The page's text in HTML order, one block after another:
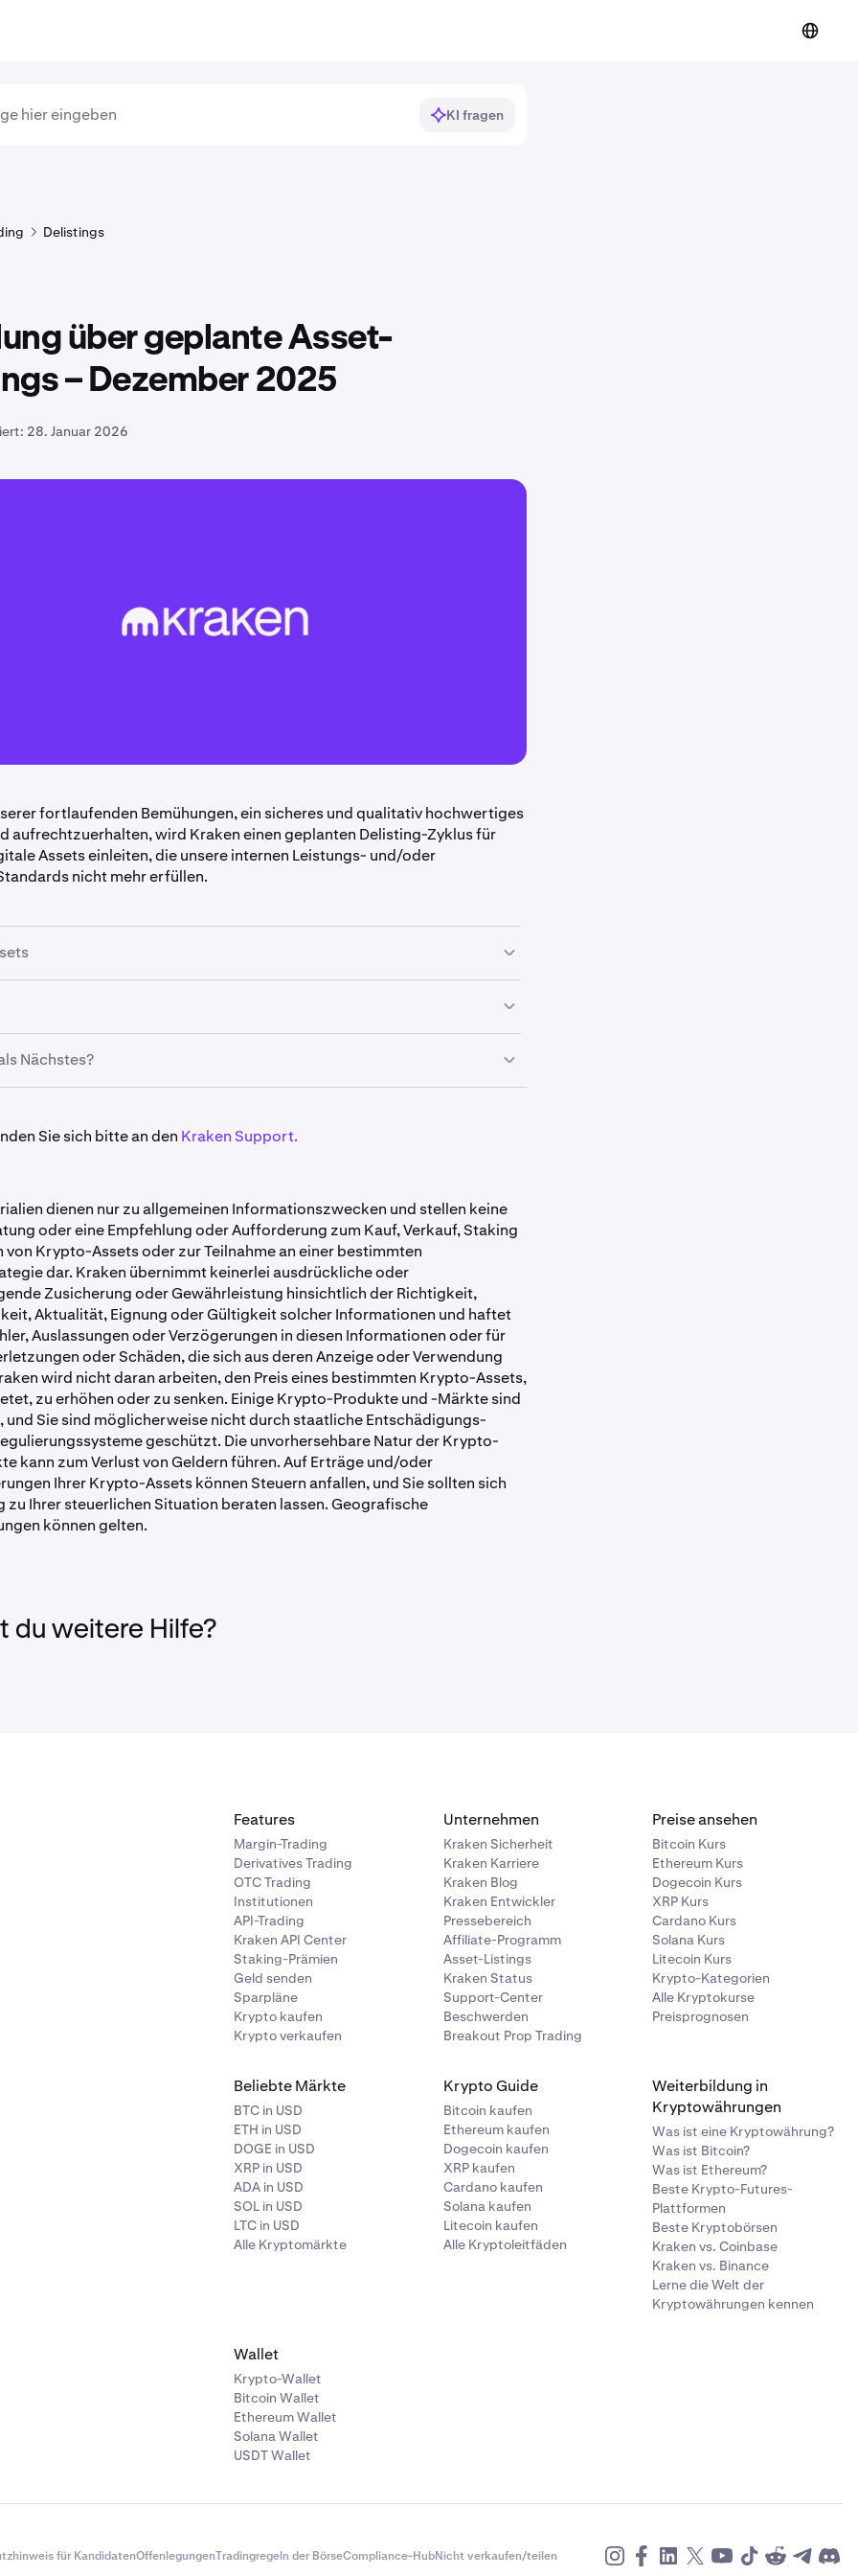
KI fragen
Delistings
über geplante Asset-
– Dezember 2025
28. Januar 2026
fortlaufenden Bemühungen, ein sicheres und qualitativ hochwertiges
aufrechtzuerhalten, wird Kraken einen geplanten Delisting-Zyklus für
Assets einleiten, die unsere internen Leistungs- und/oder
nicht mehr erfüllen.
sind für das Delisting vorgesehen:
2025:Der Handel und die Einzahlungen für die oben genannten Assets
14:00 UTCdeaktiviert.
Alle verbleibenden Guthaben werdenliquidiert
dieser Assets halten, werden gebeten, ihre Bestände vor dem
abzuheben oder umzuwandeln.
Nächstes?
.
Marktbedingungenautomatisch liquidiert.
einige dieser Assets begrenzte oder inaktive Märkte. Infolgedessen können
erheblich unter den jüngsten Referenzpreisen liegen und in einigen
unzureichender Marktliquidität zum Zeitpunkt der Ausführung zu minimalen
Erlösen führen.
Sie sich bitte an den Kraken Support.
dienen nur zu allgemeinen Informationszwecken und stellen keine
oder eine Empfehlung oder Aufforderung zum Kauf, Verkauf, Staking
von Krypto-Assets oder zur Teilnahme an einer bestimmten
dar. Kraken übernimmt keinerlei ausdrückliche oder
Zusicherung oder Gewährleistung hinsichtlich der Richtigkeit,
Aktualität, Eignung oder Gültigkeit solcher Informationen und haftet
Auslassungen oder Verzögerungen in diesen Informationen oder für
oder Schäden, die sich aus deren Anzeige oder Verwendung
wird nicht daran arbeiten, den Preis eines bestimmten Krypto-Assets,
zu erhöhen oder zu senken. Einige Krypto-Produkte und -Märkte sind
und Sie sind möglicherweise nicht durch staatliche Entschädigungs-
geschützt. Die unvorhersehbare Natur der Krypto-
kann zum Verlust von Geldern führen. Auf Erträge und/oder
Ihrer Krypto-Assets können Steuern anfallen, und Sie sollten sich
zu Ihrer steuerlichen Situation beraten lassen. Geografische
können gelten.
du weitere Hilfe?
Features
Margin-Trading
Derivatives Trading
OTC Trading
Institutionen
API-Trading
Kraken API Center
Staking-Prämien
Geld senden
Sparpläne
Krypto kaufen
Krypto verkaufen
Unternehmen
Kraken Sicherheit
Kraken Karriere
Kraken Blog
Kraken Entwickler
Pressebereich
Affiliate-Programm
Asset-Listings
Kraken Status
Support-Center
Beschwerden
Breakout Prop Trading
Preise ansehen
Bitcoin Kurs
Ethereum Kurs
Dogecoin Kurs
XRP Kurs
Cardano Kurs
Solana Kurs
Litecoin Kurs
Krypto-Kategorien
Alle Kryptokurse
Preisprognosen
Beliebte Märkte
BTC in USD
ETH in USD
DOGE in USD
XRP in USD
ADA in USD
SOL in USD
LTC in USD
Alle Kryptomärkte
Krypto Guide
Bitcoin kaufen
Ethereum kaufen
Dogecoin kaufen
XRP kaufen
Cardano kaufen
Solana kaufen
Litecoin kaufen
Alle Kryptoleitfäden
Weiterbildung in
Kryptowährungen
Was ist eine Kryptowährung?
Was ist Bitcoin?
Was ist Ethereum?
Beste Krypto-Futures-
Plattformen
Beste Kryptobörsen
Kraken vs. Coinbase
Kraken vs. Binance
Lerne die Welt der
Kryptowährungen kennen
Wallet
Krypto-Wallet
Bitcoin Wallet
Ethereum Wallet
Solana Wallet
USDT Wallet
für KandidatenOffenlegungenTradingregeln der BörseCompliance-HubNicht verkaufen/teilen